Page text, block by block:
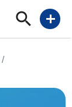
add
/